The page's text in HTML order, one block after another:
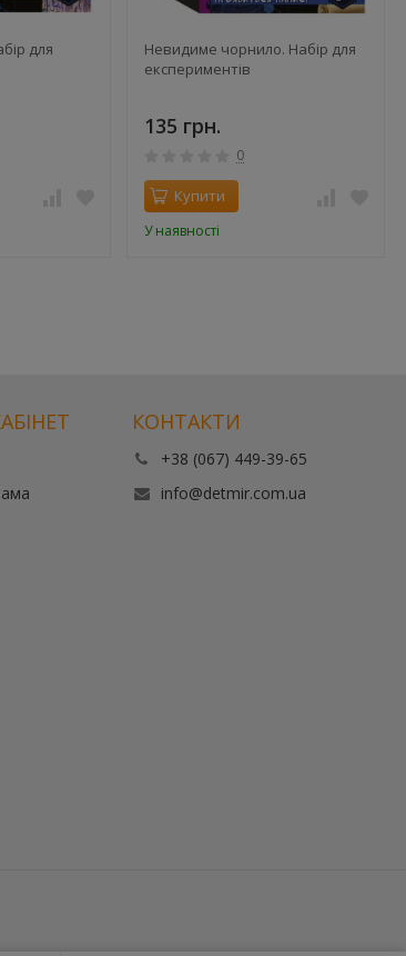
для
Невидиме чорнило. Набір для
експериментів
135 грн.
0
Купити
У наявності
КОНТАКТИ
+38 (067) 449-39-65
info@detmir.com.ua